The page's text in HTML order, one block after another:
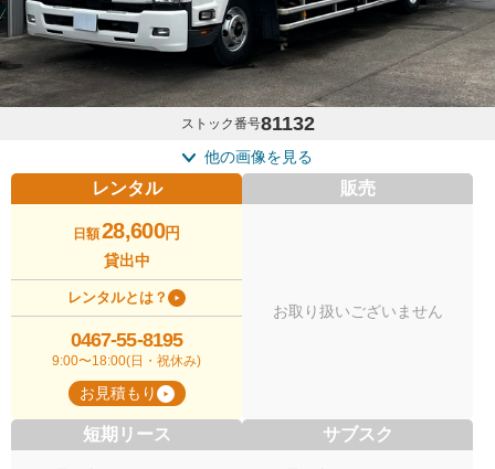
ストック番号81132
他の画像を見る
レンタル
日額28,600円
貸出中
レンタルとは？
0467-55-8195
9:00〜18:00(日・祝休み)
お見積もり
販売
お取り扱いございません
短期リース サブスク